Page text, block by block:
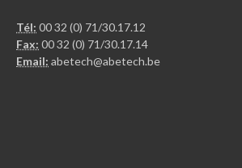
Tél: 00 32 (0) 71/30.17.12
Fax: 00 32 (0) 71/30.17.14
Email: abetech@abetech.be